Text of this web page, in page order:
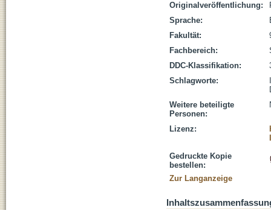
Originalveröffentlichung:
Sprache:
Fakultät:
Fachbereich:
DDC-Klassifikation:
Schlagworte:
Weitere beteiligte
Personen:
Lizenz:
Gedruckte Kopie
bestellen:
Zur Langanzeige